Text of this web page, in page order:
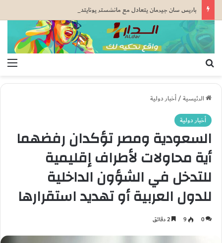
باريس سان جيرمان يتعادل مع مانشستر يونايتد قبل كأس السوبر الأوروبي
الرئيسية/أخبار دولية
أخبار دولية
السعودية ومصر تؤكدان رفضهما
أية محاولات لأطراف إقليمية
للتدخل في الشؤون الداخلية
للدول العربية أو تهديد استقرارها
0
9